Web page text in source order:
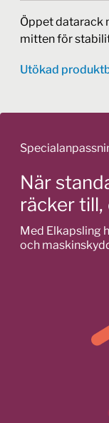
Öppet datarack
mitten för
Utökad
När
räcker till,
Med Elkapsling
och